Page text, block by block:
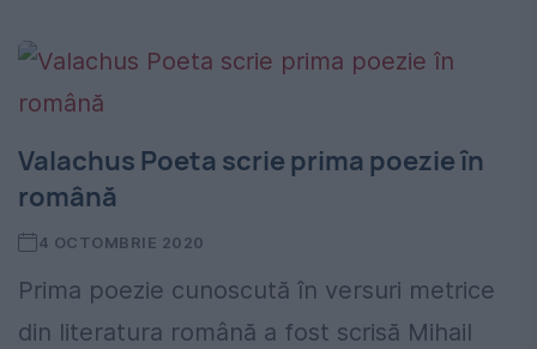
Valachus Poeta scrie prima poezie în
română
4 OCTOMBRIE 2020
Prima poezie cunoscută în versuri metrice
din literatura română a fost scrisă Mihail